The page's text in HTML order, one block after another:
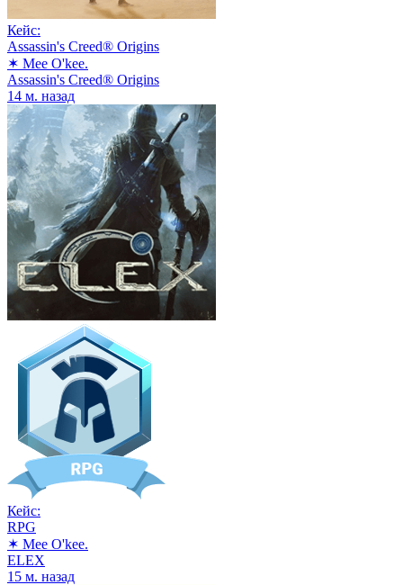
Кейс:
Assassin's Creed® Origins
✶ Mee O'kee.
Assassin's Creed® Origins
14 м. назад
Кейс:
RPG
✶ Mee O'kee.
ELEX
15 м. назад